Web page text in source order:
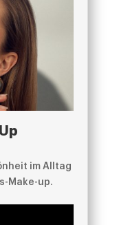
im Alltag
Make-up.